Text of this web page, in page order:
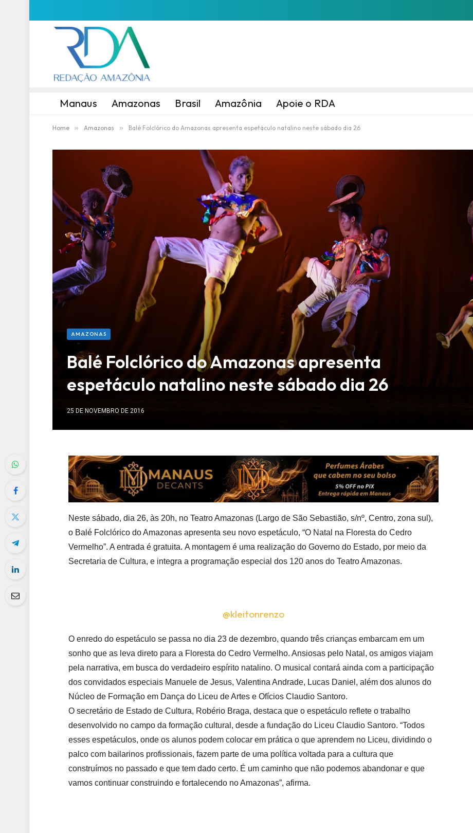
Manaus Amazonas Brasil Amazônia Apoie o RDA
Home » Amazonas » Balé Folclórico do Amazonas apresenta espetáculo natalino neste sábado dia 26
AMAZONAS
Balé Folclórico do Amazonas apresenta
espetáculo natalino neste sábado dia 26
25 DE NOVEMBRO DE 2016
Neste sábado, dia 26, às 20h, no Teatro Amazonas (Largo de São Sebastião, s/nº, Centro, zona sul),
o Balé Folclórico do Amazonas apresenta seu novo espetáculo, “O Natal na Floresta do Cedro
Vermelho”. A entrada é gratuita. A montagem é uma realização do Governo do Estado, por meio da
Secretaria de Cultura, e integra a programação especial dos 120 anos do Teatro Amazonas.
@kleitonrenzo
O enredo do espetáculo se passa no dia 23 de dezembro, quando três crianças embarcam em um
sonho que as leva direto para a Floresta do Cedro Vermelho. Ansiosas pelo Natal, os amigos viajam
pela narrativa, em busca do verdadeiro espírito natalino. O musical contará ainda com a participação
dos convidados especiais Manuele de Jesus, Valentina Andrade, Lucas Daniel, além dos alunos do
Núcleo de Formação em Dança do Liceu de Artes e Ofícios Claudio Santoro.
O secretário de Estado de Cultura, Robério Braga, destaca que o espetáculo reflete o trabalho
desenvolvido no campo da formação cultural, desde a fundação do Liceu Claudio Santoro. “Todos
esses espetáculos, onde os alunos podem colocar em prática o que aprendem no Liceu, dividindo o
palco com bailarinos profissionais, fazem parte de uma política voltada para a cultura que
construímos no passado e que tem dado certo. É um caminho que não podemos abandonar e que
vamos continuar construindo e fortalecendo no Amazonas”, afirma.